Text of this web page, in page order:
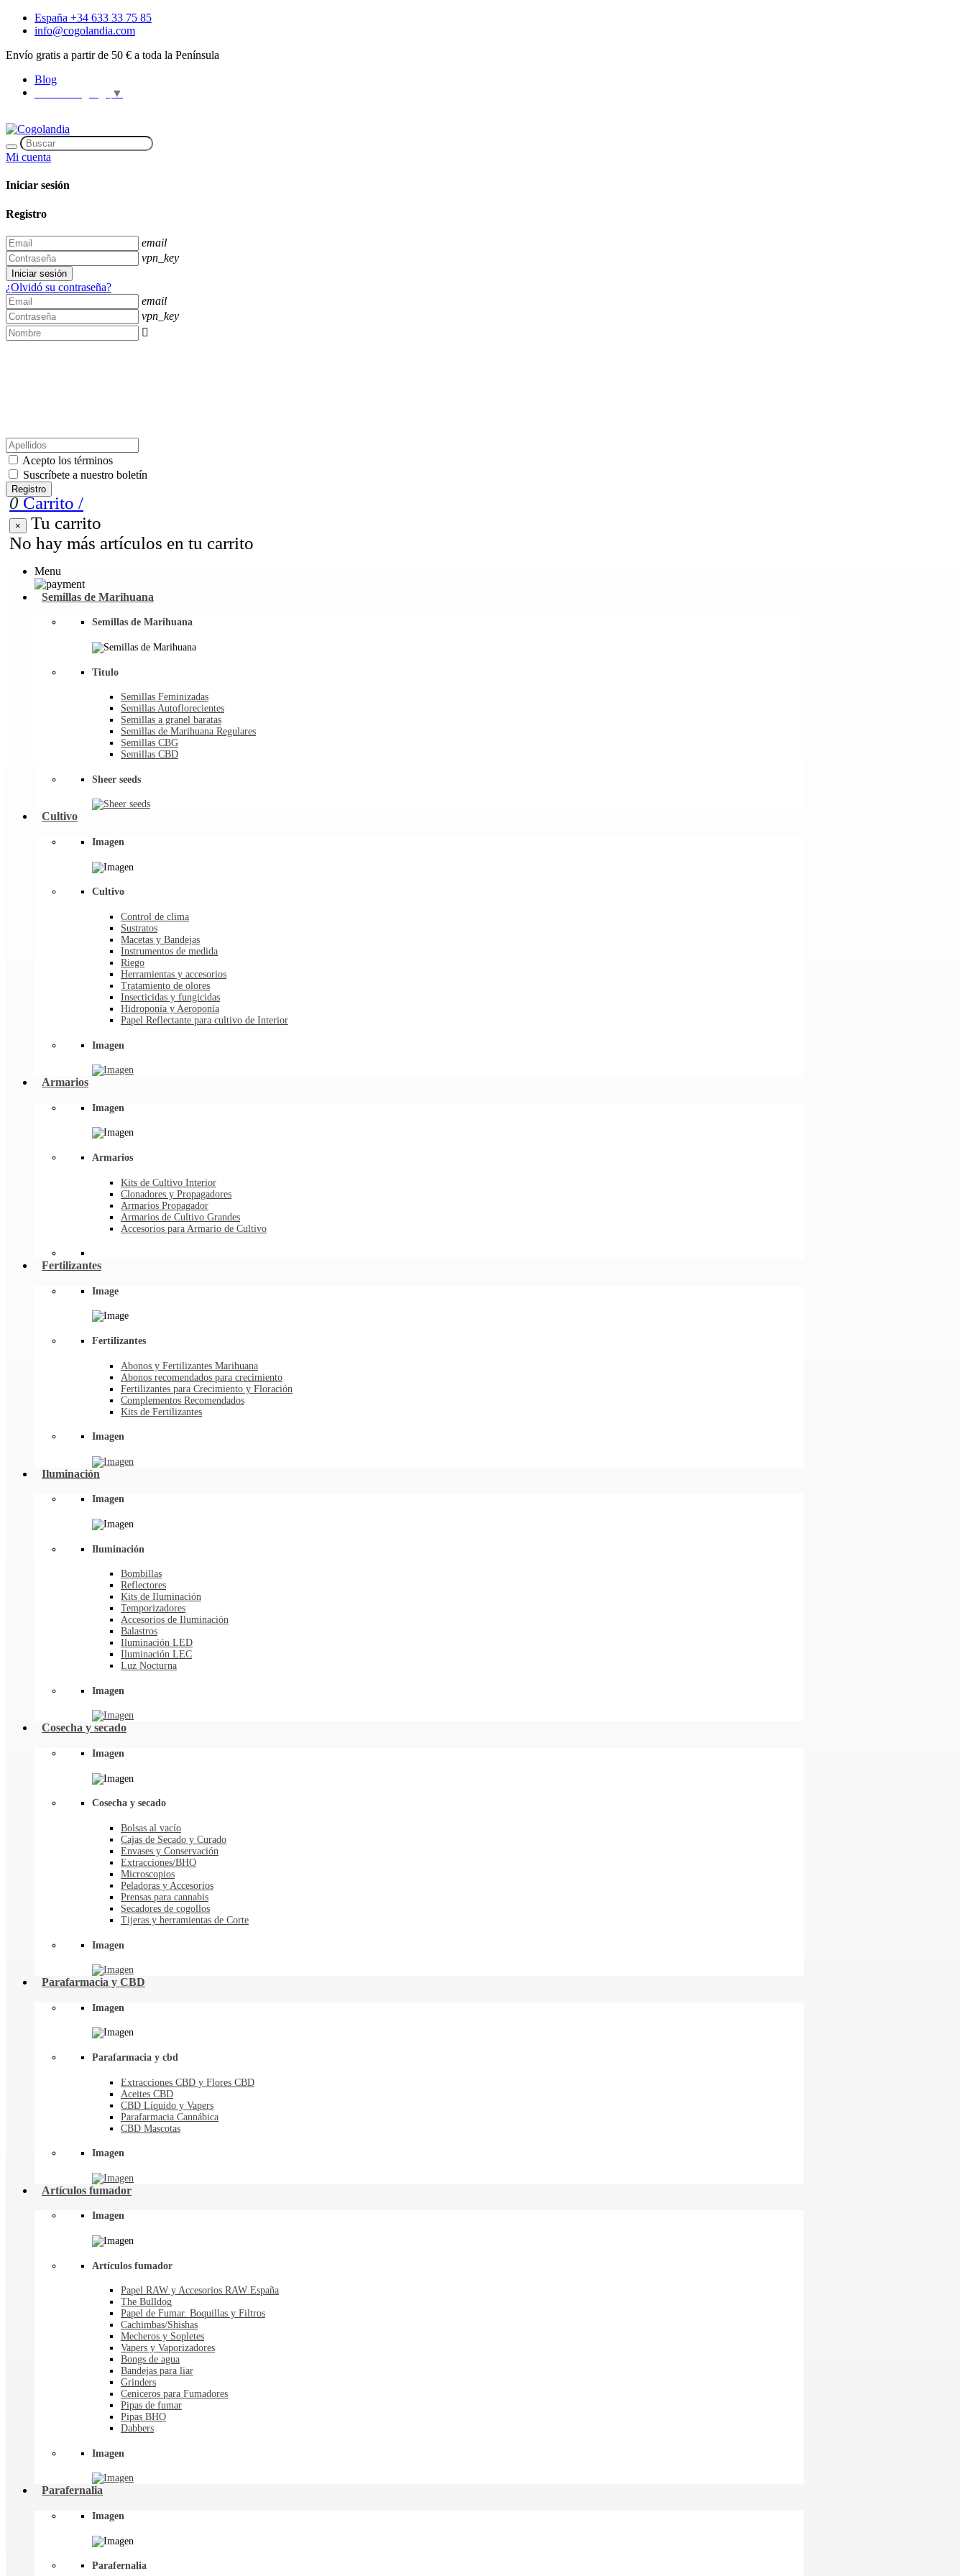
España +34 633 33 75 85
info@cogolandia.com
Envío gratis a partir de 50 € a toda la Península
Blog
▼
Mi cuenta
Iniciar sesión
Registro
email
vpn_key
Iniciar sesión
¿Olvidó su contraseña?
email
vpn_key

Acepto los términos
Suscríbete a nuestro boletín
Registro
0 Carrito /
×
Tu carrito
No hay más artículos en tu carrito
Menu
Semillas de Marihuana
Semillas de Marihuana
Titulo
Semillas Feminizadas
Semillas Autoflorecientes
Semillas a granel baratas
Semillas de Marihuana Regulares
Semillas CBG
Semillas CBD
Sheer seeds
Cultivo
Imagen
Cultivo
Control de clima
Sustratos
Macetas y Bandejas
Instrumentos de medida
Riego
Herramientas y accesorios
Tratamiento de olores
Insecticidas y fungicidas
Hidroponía y Aeroponía
Papel Reflectante para cultivo de Interior
Imagen
Armarios
Imagen
Armarios
Kits de Cultivo Interior
Clonadores y Propagadores
Armarios Propagador
Armarios de Cultivo Grandes
Accesorios para Armario de Cultivo
Fertilizantes
Image
Fertilizantes
Abonos y Fertilizantes Marihuana
Abonos recomendados para crecimiento
Fertilizantes para Crecimiento y Floración
Complementos Recomendados
Kits de Fertilizantes
Imagen
Iluminación
Imagen
Iluminación
Bombillas
Reflectores
Kits de Iluminación
Temporizadores
Accesorios de Iluminación
Balastros
Iluminación LED
Iluminación LEC
Luz Nocturna
Imagen
Cosecha y secado
Imagen
Cosecha y secado
Bolsas al vacío
Cajas de Secado y Curado
Envases y Conservación
Extracciones/BHO
Microscopios
Peladoras y Accesorios
Prensas para cannabis
Secadores de cogollos
Tijeras y herramientas de Corte
Imagen
Parafarmacia y CBD
Imagen
Parafarmacia y cbd
Extracciones CBD y Flores CBD
Aceites CBD
CBD Líquido y Vapers
Parafarmacia Cannábica
CBD Mascotas
Imagen
Artículos fumador
Imagen
Artículos fumador
Papel RAW y Accesorios RAW España
The Bulldog
Papel de Fumar. Boquillas y Filtros
Cachimbas/Shishas
Mecheros y Sopletes
Vapers y Vaporizadores
Bongs de agua
Bandejas para liar
Grinders
Ceniceros para Fumadores
Pipas de fumar
Pipas BHO
Dabbers
Imagen
Parafernalia
Imagen
Parafernalia